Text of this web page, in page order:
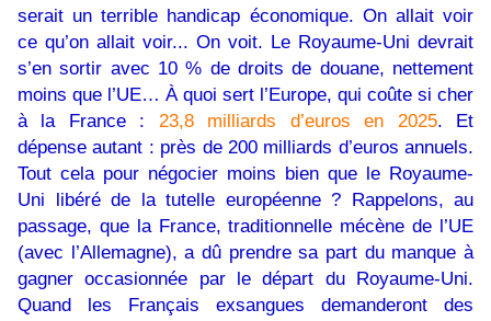
serait un terrible handicap économique. On allait voir
ce qu’on allait voir... On voit. Le Royaume-Uni devrait
s’en sortir avec 10 % de droits de douane, nettement
moins que l’UE… À quoi sert l’Europe, qui coûte si cher
à la France : 23,8 milliards d’euros en 2025. Et
dépense autant : près de 200 milliards d’euros annuels.
Tout cela pour négocier moins bien que le Royaume-
Uni libéré de la tutelle européenne ? Rappelons, au
passage, que la France, traditionnelle mécène de l’UE
(avec l’Allemagne), a dû prendre sa part du manque à
gagner occasionnée par le départ du Royaume-Uni.
Quand les Français exsangues demanderont des